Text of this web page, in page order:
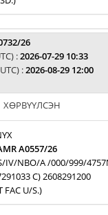
26
:2026-07-29 10:33
:2026-08-29 12:00
ХӨРВҮҮЛСЭН
A0557/26
IV/NBO/A /000/999/
C) 2608291200
FAC U/S.)